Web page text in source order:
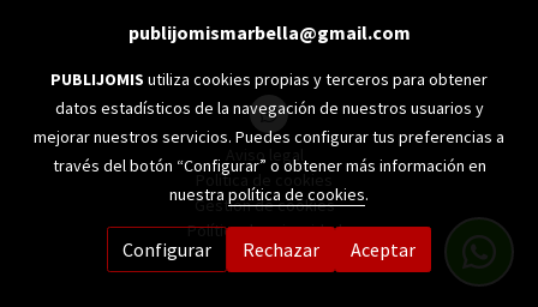
publijomismarbella@gmail.com
Aviso legal
Política de cookies
Gestión de cookies
Política de privacidad
PUBLIJOMIS utiliza cookies propias y terceros para obtener
datos estadísticos de la navegación de nuestros usuarios y
mejorar nuestros servicios. Puedes configurar tus preferencias a
través del botón “Configurar” o obtener más información en
nuestra política de cookies.
Configurar Rechazar Aceptar